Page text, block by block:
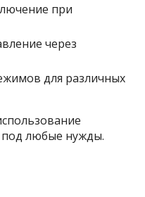
при
через
для различных
любые нужды.